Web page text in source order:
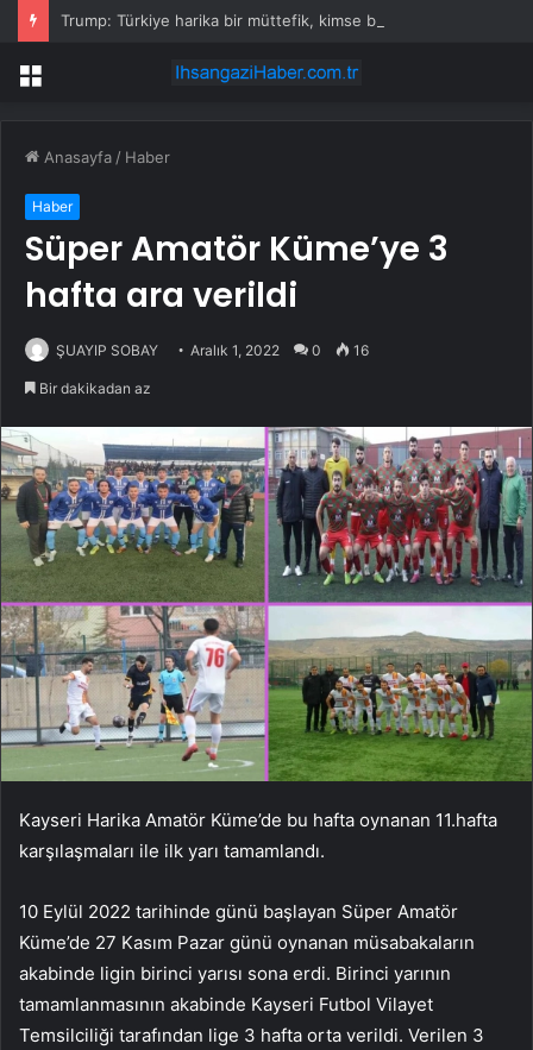
Menü
Anasayfa / Haber
Haber
Süper Amatör Küme’ye 3
hafta ara verildi
ŞUAYIP SOBAY Aralık 1, 2022 0 16
Bir dakikadan az
Kayseri Harika Amatör Küme’de bu hafta oynanan 11.hafta
karşılaşmaları ile ilk yarı tamamlandı.
10 Eylül 2022 tarihinde günü başlayan Süper Amatör
Küme’de 27 Kasım Pazar günü oynanan müsabakaların
akabinde ligin birinci yarısı sona erdi. Birinci yarının
tamamlanmasının akabinde Kayseri Futbol Vilayet
Temsilciliği tarafından lige 3 hafta orta verildi. Verilen 3